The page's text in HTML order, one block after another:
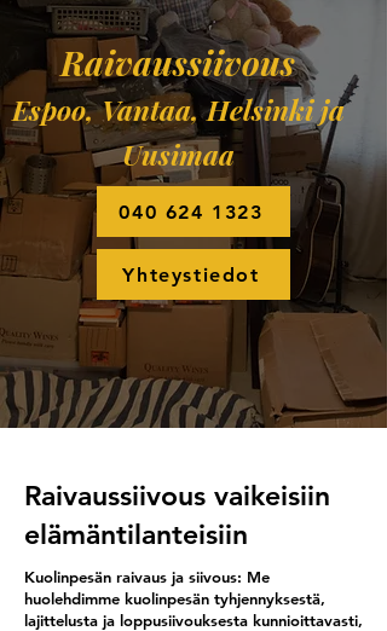
Raivaussiivous
Espoo, Vantaa, Helsinki ja
Uusimaa
040 624 1323
Yhteystiedot
Raivaussiivous vaikeisiin
elämäntilanteisiin
Kuolinpesän raivaus ja siivous: Me
huolehdimme kuolinpesän tyhjennyksestä,
lajittelusta ja loppusiivouksesta kunnioittavasti,